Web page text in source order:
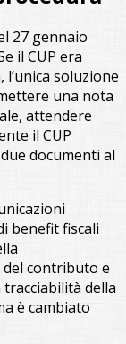
27 gennaio
il CUP era
soluzione
una nota
attendere
il CUP
documenti al
benefit fiscali
contributo e
della
è cambiato